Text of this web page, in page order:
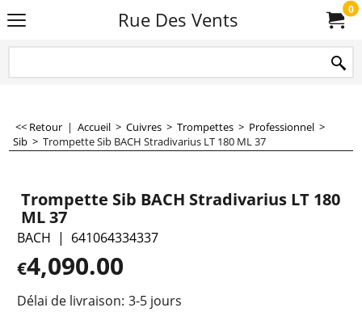
Rue Des Vents 0
<< Retour | Accueil > Cuivres > Trompettes > Professionnel >
Sib > Trompette Sib BACH Stradivarius LT 180 ML 37
Trompette Sib BACH Stradivarius LT 180
ML 37
BACH 641064334337
€4,090.00
Délai de livraison: 3-5 jours